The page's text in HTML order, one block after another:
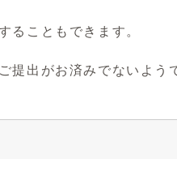
ることもできます。
提出がお済みでないよう